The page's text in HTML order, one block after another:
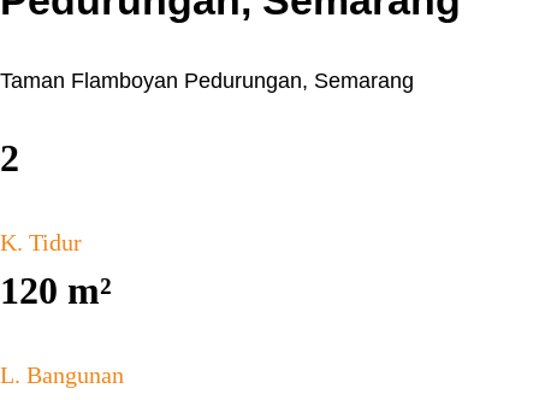
Taman Flamboyan Pedurungan, Semarang
2
K. Tidur
120 m²
L. Bangunan